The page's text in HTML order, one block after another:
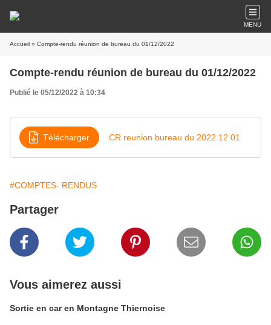
MENU
Accueil » Compte-rendu réunion de bureau du 01/12/2022
Compte-rendu réunion de bureau du 01/12/2022
Publié le 05/12/2022 à 10:34
Télécharger CR reunion bureau du 2022 12 01
#COMPTES- RENDUS
Partager
Vous aimerez aussi
Sortie en car en Montagne Thiernoise